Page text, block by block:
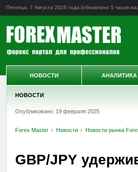
Пятница, 7 Августа 2026 года (обновлено 5 часов
НОВОСТИ
Опубликовано: 19 февраля 2025
Forex Master Новости Новости рынка
GBP/JPY
НОВОСТИ АНАЛИТИКА